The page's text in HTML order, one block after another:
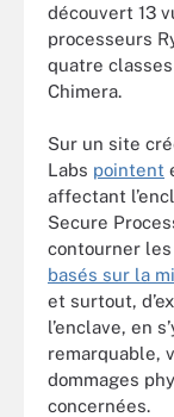
découvert 13
processeurs
quatre
Chimera.
Sur un site
Labs pointent
affectant
Secure
contourner
basés sur la
et surtout,
l’enclave, en
remarquable,
dommages
concernées.